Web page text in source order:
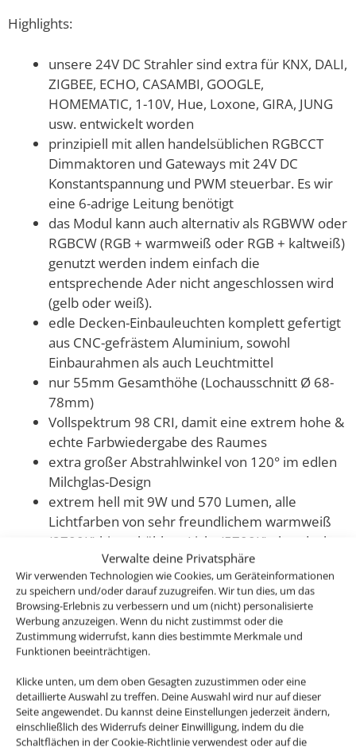
Verwalte deine Privatsphäre
Wir verwenden Technologien wie Cookies, um Geräteinformationen
zu speichern und/oder darauf zuzugreifen. Wir tun dies, um das
Browsing-Erlebnis zu verbessern und um (nicht) personalisierte
Werbung anzuzeigen. Wenn du nicht zustimmst oder die
Zustimmung widerrufst, kann dies bestimmte Merkmale und
Funktionen beeinträchtigen.
Klicke unten, um dem oben Gesagten zuzustimmen oder eine
detaillierte Auswahl zu treffen. Deine Auswahl wird nur auf dieser
Seite angewendet. Du kannst deine Einstellungen jederzeit ändern,
einschließlich des Widerrufs deiner Einwilligung, indem du die
Schaltflächen in der Cookie-Richtlinie verwendest oder auf die
Highlights:
unsere 24V DC Strahler sind extra für KNX, DALI,
ZIGBEE, ECHO, CASAMBI, GOOGLE,
HOMEMATIC, 1-10V, Hue, Loxone, GIRA, JUNG
usw. entwickelt worden
prinzipiell mit allen handelsüblichen RGBCCT
Dimmaktoren und Gateways mit 24V DC
Konstantspannung und PWM steuerbar. Es wir
eine 6-adrige Leitung benötigt
das Modul kann auch alternativ als RGBWW oder
RGBCW (RGB + warmweiß oder RGB + kaltweiß)
genutzt werden indem einfach die
entsprechende Ader nicht angeschlossen wird
(gelb oder weiß).
edle Decken-Einbauleuchten komplett gefertigt
aus CNC-gefrästem Aluminium, sowohl
Einbaurahmen als auch Leuchtmittel
nur 55mm Gesamthöhe (Lochausschnitt Ø 68-
78mm)
Vollspektrum 98 CRI, damit eine extrem hohe &
echte Farbwiedergabe des Raumes
extra großer Abstrahlwinkel von 120° im edlen
Milchglas-Design
extrem hell mit 9W und 570 Lumen, alle
Lichtfarben von sehr freundlichem warmweiß
(2700K) bis zu kühlem Licht (5700K) abgedeckt,
sowie weiteren 16 Millionen RGB Farben
stufenlos einstellbar & dimmbar, wenn du noch
passendes Zubehör benötigst ist dieses unten
verlinkt
modular & alles austauschbar, auch Leuchtmittel
anderer Hersteller von 50mm Durchmesser
würden in unsere Strahler passen
optional im Bicolor-Design
Du hast ein zu großes Einbauloch oder möchtest